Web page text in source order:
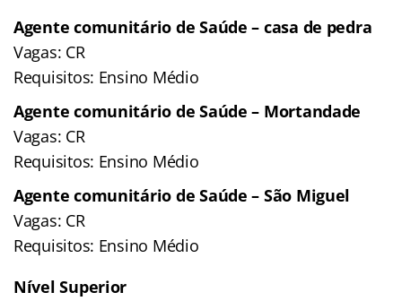
Agente comunitário de Saúde – casa de pedra
Vagas: CR
Requisitos: Ensino Médio
Agente comunitário de Saúde – Mortandade
Vagas: CR
Requisitos: Ensino Médio
Agente comunitário de Saúde – São Miguel
Vagas: CR
Requisitos: Ensino Médio
Nível Superior